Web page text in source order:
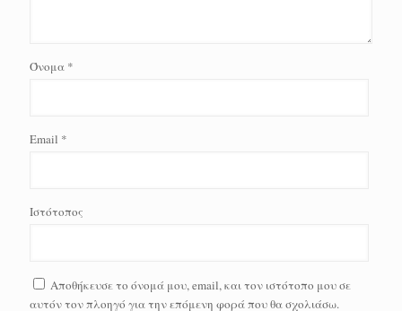
Όνομα *
Email *
Ιστότοπος
Αποθήκευσε το όνομά μου, email, και τον ιστότοπο μου σε
αυτόν τον πλοηγό για την επόμενη φορά που θα σχολιάσω.